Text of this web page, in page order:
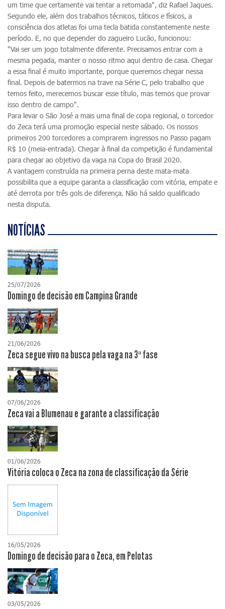
um time que certamente vai tentar a retomada", diz Rafael Jaques.
Segundo ele, além dos trabalhos técnicos, táticos e físicos, a
consciência dos atletas foi uma tecla batida constantemente neste
período. E, no que depender do zagueiro Lucão, funcionou:
"Vai ser um jogo totalmente diferente. Precisamos entrar com a
mesma pegada, manter o nosso ritmo aqui dentro de casa. Chegar
a essa final é muito importante, porque queremos chegar nessa
final. Depois de batermos na trave na Série C, pelo trabalho que
temos feito, merecemos buscar esse título, mas temos que provar
isso dentro de campo".
Para levar o São José a mais uma final de copa regional, o torcedor
do Zeca terá uma promoção especial neste sábado. Os nossos
primeiros 200 torcedores a comprarem ingressos no Passo pagam
R$ 10 (meia-entrada). Chegar à final da competição é fundamental
para chegar ao objetivo da vaga na Copa do Brasil 2020.
A vantagem construída na primeira perna deste mata-mata
possibilita que a equipe garanta a classificação com vitória, empate e
até derrota por três gols de diferença. Não há saldo qualificado
nesta disputa.
NOTÍCIAS
25/07/2026
Domingo de decisão em Campina Grande
21/06/2026
Zeca segue vivo na busca pela vaga na 3ª fase
07/06/2026
Zeca vai a Blumenau e garante a classificação
01/06/2026
Vitória coloca o Zeca na zona de classificação da Série
16/05/2026
Domingo de decisão para o Zeca, em Pelotas
03/05/2026